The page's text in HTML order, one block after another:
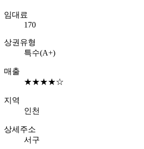
임대료
170
상권유형
특수(A+)
매출
★★★★☆
지역
인천
상세주소
서구